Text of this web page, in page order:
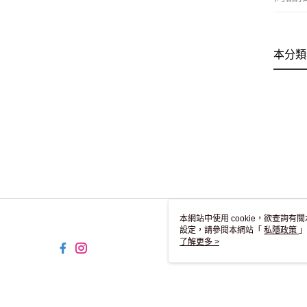
本分
本網站中使用 cookie，欲查詢有
設定，請參閱本網站「 私隱政策
用 cookie。
了解更多 >